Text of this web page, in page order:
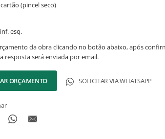
(pincel seco)
esq.
da obra clicando no botão abaixo, após
resposta será enviada por email.
ORÇAMENTO SOLICITAR VIA WHATSAPP